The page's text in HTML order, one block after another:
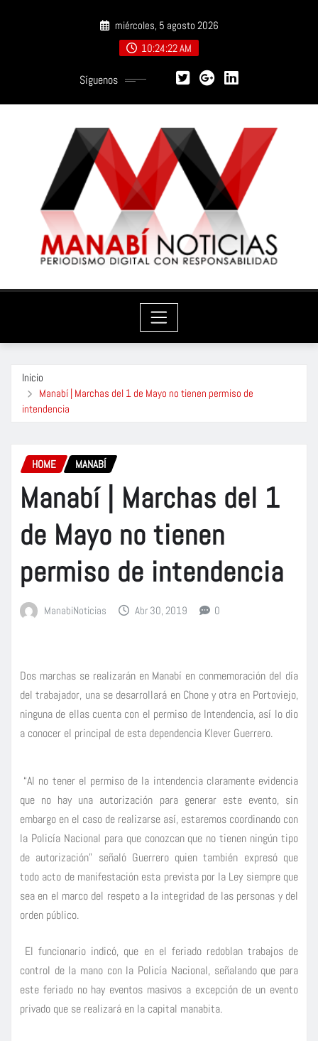
miércoles, 5 agosto 2026
10:24:23 AM
Síguenos
Inicio
Manabí | Marchas del 1 de Mayo no tienen permiso de
intendencia
HOME MANABÍ
Manabí | Marchas del 1
de Mayo no tienen
permiso de intendencia
ManabiNoticias Abr 30, 2019 0
Dos marchas se realizarán en Manabí en conmemoración del día
del trabajador, una se desarrollará en Chone y otra en Portoviejo,
ninguna de ellas cuenta con el permiso de Intendencia, así lo dio
a conocer el principal de esta dependencia Klever Guerrero.
“Al no tener el permiso de la intendencia claramente evidencia
que no hay una autorización para generar este evento, sin
embargo en el caso de realizarse así, estaremos coordinando con
la Policía Nacional para que conozcan que no tienen ningún tipo
de autorización” señaló Guerrero quien también expresó que
todo acto de manifestación esta prevista por la Ley siempre que
sea en el marco del respeto a la integridad de las personas y del
orden público.
El funcionario indicó, que en el feriado redoblan trabajos de
control de la mano con la Policía Nacional, señalando que para
este feriado no hay eventos masivos a excepción de un evento
privado que se realizará en la capital manabita.